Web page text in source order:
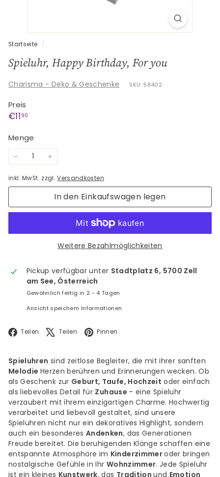
c
h
e
n
e
Startseite /
Spieluhr, Happy Birthday, For you
Charisma - Deko & Geschenke SKU: 58402
Preis
Normaler
€11 90
Menge
− +
inkl. MwSt. zzgl.Versandkosten
In den Einkaufswagen legen
Weitere Bezahlmöglichkeiten
Pickup verfügbar unter Stadtplatz 6, 5700 Zell
am See, Österreich
Gewöhnlich fertig in 2 - 4 Tagen
Ansicht speichern Informationen
Teilen Facebook
Teilen X Pinnen
Spieluhren sind zeitlose Begleiter, die mit ihrer sanften
Melodie Herzen berühren und Erinnerungen wecken. Ob
als Geschenk zur Geburt, Taufe, Hochzeit oder einfach
als liebevolles Detail für Zuhause – eine Spieluhr
verzaubert mit ihrem einzigartigen Charme. Hochwertig
verarbeitet und liebevoll gestaltet, sind unsere
Spieluhren nicht nur ein dekoratives Highlight, sondern
auch ein besonderesAndenken, das Generationen
Freude bereitet. Die beruhigenden Klänge schaffen eine
entspannte Atmosphäre im Kinderzimmeroder bringen
nostalgische Gefühle in Ihr Wohnzimmer. Jede Spieluhr
ist ein kleines Kunstwerk, das Traditionund Emotion